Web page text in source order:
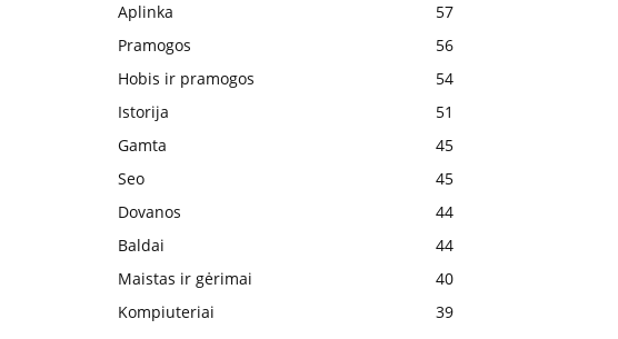
Aplinka
57
Pramogos
56
Hobis ir pramogos
54
Istorija
51
Gamta
45
Seo
45
Dovanos
44
Baldai
44
Maistas ir gėrimai
40
Kompiuteriai
39